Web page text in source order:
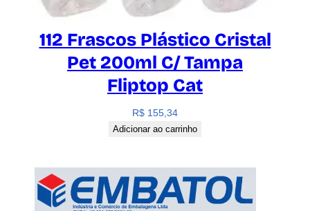
112 Frascos Plástico Cristal
Pet 200ml C/ Tampa
Fliptop Cat
R$ 155,34
Adicionar ao carrinho